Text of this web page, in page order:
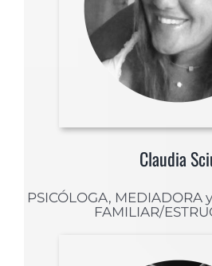
Claudia
PSICÓLOGA, MEDIADORA
FAMILIAR/